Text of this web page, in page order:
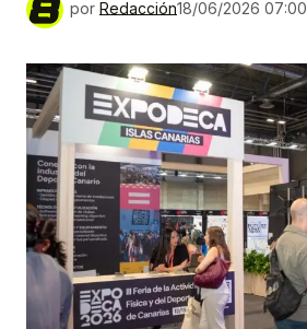
por Redacción18/06/2026 07:00